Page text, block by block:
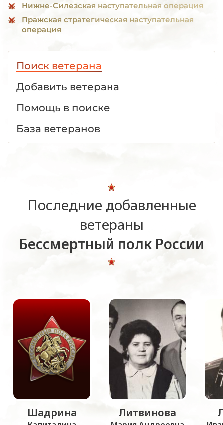
Нижне-Силезская наступательная операция
Пражская стратегическая наступательная
операция
Поиск ветерана
Добавить ветерана
Помощь в поиске
База ветеранов
Последние добавленные
ветераны
Бессмертный полк России
Шадрина Литвинова